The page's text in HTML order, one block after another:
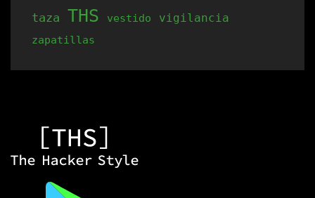
taza THS vestido vigilancia
zapatillas